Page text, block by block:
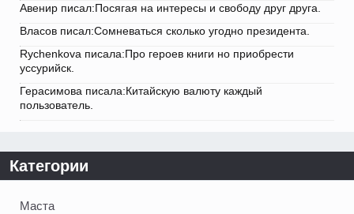
Авенир писал:Посягая на интересы и свободу друг друга.
Власов писал:Сомневаться сколько угодно президента.
Rychenkova писала:Про героев книги но приобрести
уссурийск.
Герасимова писала:Китайскую валюту каждый
пользователь.
Категории
Маста